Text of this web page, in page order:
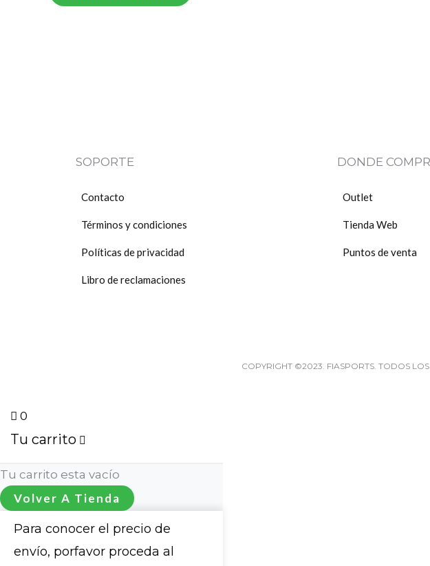
SOPORTE
Contacto
Términos y condiciones
Políticas de privacidad
Libro de reclamaciones
DONDE
Outlet
Tienda Web
Puntos de venta
COPYRIGHT ©2023. FIASPORTS. TODOS
0
Tu carrito
Tu carrito esta vacío
Volver A Tienda
Para conocer el precio de
envío, porfavor proceda al